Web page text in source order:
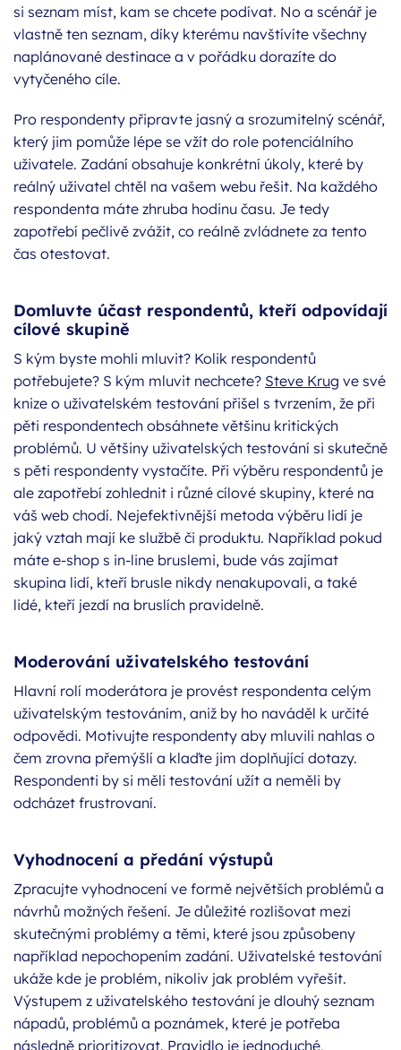
si seznam míst, kam se chcete podívat. No a scénář je
vlastně ten seznam, díky kterému navštívíte všechny
naplánované destinace a v pořádku dorazíte do
vytyčeného cíle.
Pro respondenty připravte jasný a srozumitelný scénář,
který jim pomůže lépe se vžít do role potenciálního
uživatele. Zadání obsahuje konkrétní úkoly, které by
reálný uživatel chtěl na vašem webu řešit. Na každého
respondenta máte zhruba hodinu času. Je tedy
zapotřebí pečlivě zvážit, co reálně zvládnete za tento
čas otestovat.
Domluvte účast respondentů, kteří odpovídají
cílové skupině
S kým byste mohli mluvit? Kolik respondentů
potřebujete? S kým mluvit nechcete? Steve Krug ve své
knize o uživatelském testování přišel s tvrzením, že při
pěti respondentech obsáhnete většinu kritických
problémů. U většiny uživatelských testování si skutečně
s pěti respondenty vystačíte. Při výběru respondentů je
ale zapotřebí zohlednit i různé cílové skupiny, které na
váš web chodí. Nejefektivnější metoda výběru lidí je
jaký vztah mají ke službě či produktu. Například pokud
máte e-shop s in-line bruslemi, bude vás zajímat
skupina lidí, kteří brusle nikdy nenakupovali, a také
lidé, kteří jezdí na bruslích pravidelně.
Moderování uživatelského testování
Hlavní rolí moderátora je provést respondenta celým
uživatelským testováním, aniž by ho naváděl k určité
odpovědi. Motivujte respondenty aby mluvili nahlas o
čem zrovna přemýšlí a klaďte jim doplňující dotazy.
Respondenti by si měli testování užít a neměli by
odcházet frustrovaní.
Vyhodnocení a předání výstupů
Zpracujte vyhodnocení ve formě největších problémů a
návrhů možných řešení. Je důležité rozlišovat mezi
skutečnými problémy a těmi, které jsou způsobeny
například nepochopením zadání. Uživatelské testování
ukáže kde je problém, nikoliv jak problém vyřešit.
Výstupem z uživatelského testování je dlouhý seznam
nápadů, problémů a poznámek, které je potřeba
následně prioritizovat. Pravidlo je jednoduché,